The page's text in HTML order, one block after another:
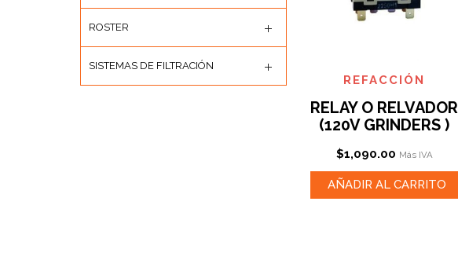
REFACCIÓN
RELAY O RELVADOR
(120V GRINDERS )
$1,090.00 Más IVA
AÑADIR AL CARRITO
ROSTER
SISTEMAS DE FILTRACIÓN